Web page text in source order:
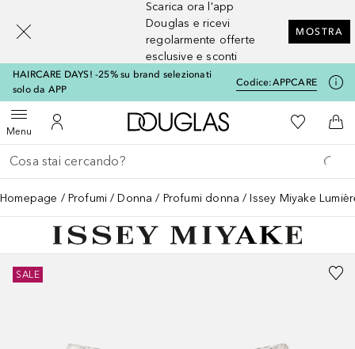
Scarica ora l'app
Douglas e ricevi
regolarmente offerte
esclusive e sconti
MOSTRA
HAIRCARE DAYS! -25% su brand selezionati
solo da APP
Codice:APPCARE
MenuApri menuAl Mio Account
A Douglas HomeAlla Mia
Al
Torna indietro
Esegui ricerca
Homepage Profumi Donna Profumi donna Issey Miyake
SALE
[navigation.slideout.screenreader]